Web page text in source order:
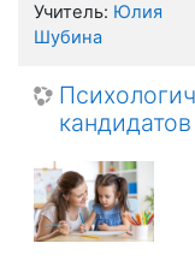
Учитель: Юлия
Шубина
кандидатов